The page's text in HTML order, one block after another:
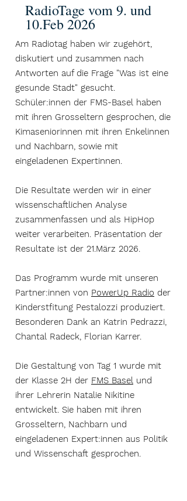
RadioTage vom 9. und
10.Feb 2026
Am Radiotag haben wir zugehört,
diskutiert und zusammen nach
Antworten auf die Frage "Was ist eine
gesunde Stadt" gesucht.
Schüler:innen der FMS-Basel haben
mit ihren Grosseltern gesprochen, die
Kimaseniorinnen mit ihren Enkelinnen
und Nachbarn, sowie mit
eingeladenen Expertinnen.
Die Resultate werden wir in einer
wissenschaftlichen Analyse
zusammenfassen und als HipHop
weiter verarbeiten. Präsentation der
Resultate ist der 21.März 2026.
Das Programm wurde mit unseren
Partner:innen von PowerUp Radio der
Kinderstfitung Pestalozzi produziert.
Besonderen Dank an Katrin Pedrazzi,
Chantal Radeck, Florian Karrer.
Die Gestaltung von Tag 1 wurde mit
der Klasse 2H der FMS Basel und
ihrer Lehrerin Natalie Nikitine
entwickelt. Sie haben mit ihren
Grosseltern, Nachbarn und
eingeladenen Expert:innen aus Politik
und Wissenschaft gesprochen.